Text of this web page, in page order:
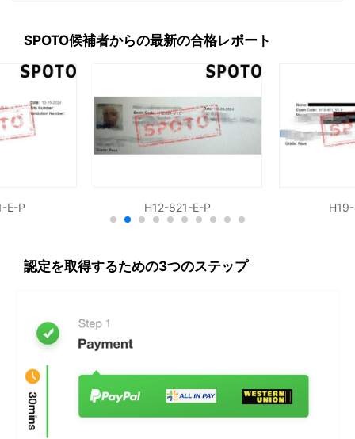
SPOTO候補者からの最新の合格レポート
E-P H12-821-E-P
認定を取得するための3つのステップ